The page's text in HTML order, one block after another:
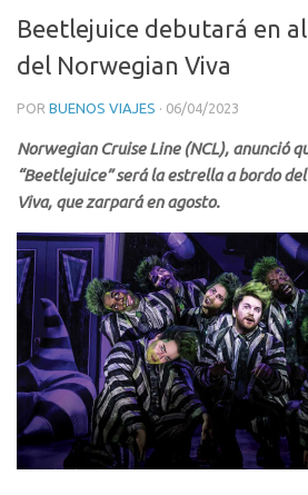
Beetlejuice debutará en
del Norwegian Viva
POR BUENOS VIAJES · 06/04/2023
Norwegian Cruise Line (NCL), anunció
“Beetlejuice” será la estrella a bordo
Viva, que zarpará en agosto.